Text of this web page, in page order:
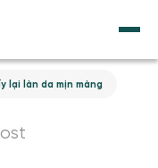
lại làn da mịn màng